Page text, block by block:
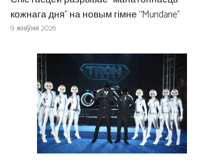
кожнага дня” на новым гімне “Mundane”
9 жніўня 2026